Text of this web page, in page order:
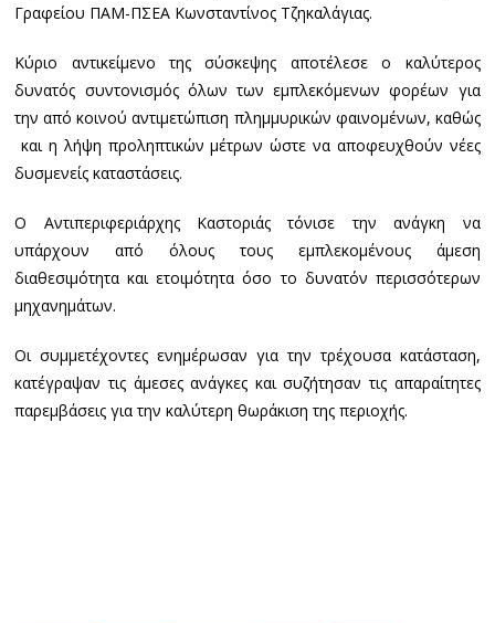
Γραφείου ΠΑΜ-ΠΣΕΑ Κωνσταντίνος Τζηκαλάγιας.
Κύριο αντικείμενο της σύσκεψης αποτέλεσε ο καλύτερος
δυνατός συντονισμός όλων των εμπλεκόμενων φορέων για
την από κοινού αντιμετώπιση πλημμυρικών φαινομένων, καθώς
και η λήψη προληπτικών μέτρων ώστε να αποφευχθούν νέες
δυσμενείς καταστάσεις.
Ο Αντιπεριφεριάρχης Καστοριάς τόνισε την ανάγκη να
υπάρχουν από όλους τους εμπλεκομένους άμεση
διαθεσιμότητα και ετοιμότητα όσο το δυνατόν περισσότερων
μηχανημάτων.
Οι συμμετέχοντες ενημέρωσαν για την τρέχουσα κατάσταση,
κατέγραψαν τις άμεσες ανάγκες και συζήτησαν τις απαραίτητες
παρεμβάσεις για την καλύτερη θωράκιση της περιοχής.